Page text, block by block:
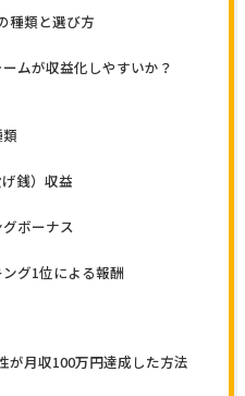
種類と選び方
ムが収益化しやすいか？
銭）収益
ボーナス
グ1位による報酬
が月収100万円達成した方法